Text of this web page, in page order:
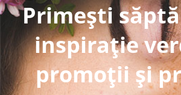
Primești
inspirație
promoții și